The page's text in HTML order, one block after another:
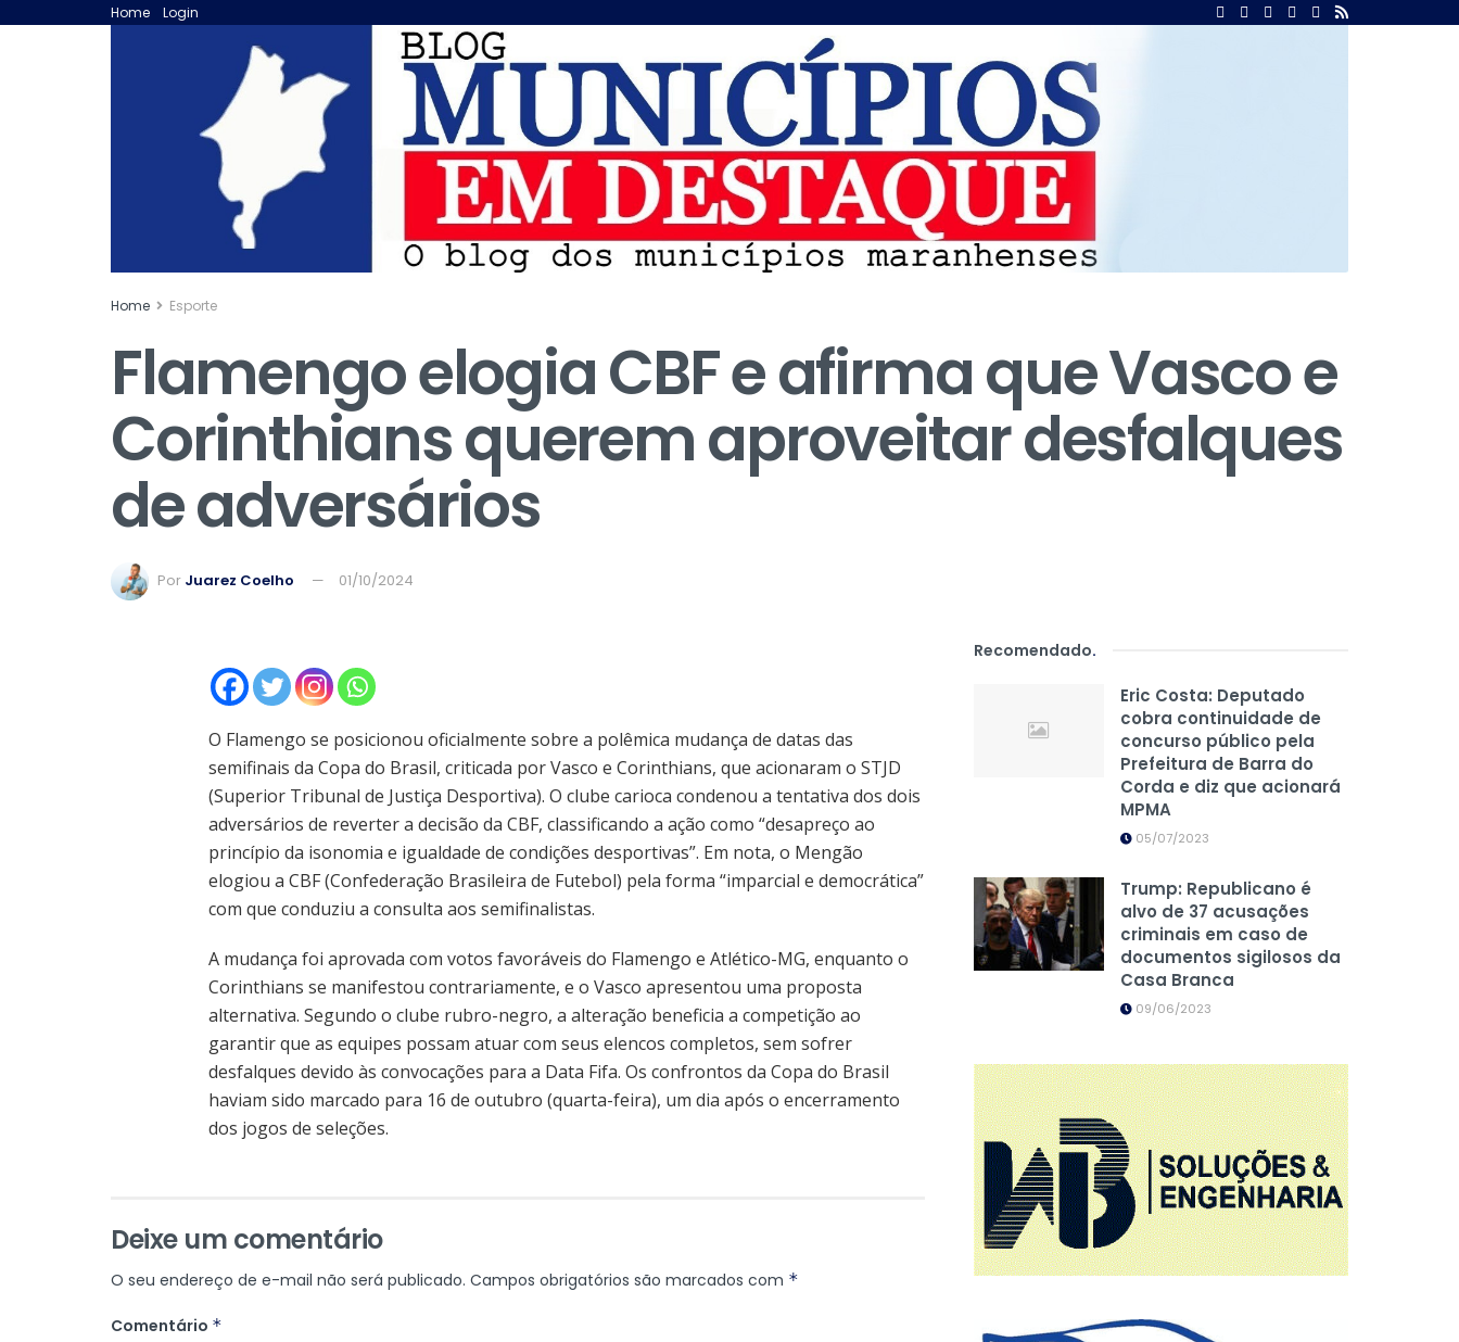
Home Login
Home Esporte
Flamengo elogia CBF e afirma que Vasco e
Corinthians querem aproveitar desfalques
de adversários
Por Juarez Coelho 01/10/2024
O Flamengo se posicionou oficialmente sobre a polêmica mudança de datas das
semifinais da Copa do Brasil, criticada por Vasco e Corinthians, que acionaram o STJD
(Superior Tribunal de Justiça Desportiva). O clube carioca condenou a tentativa dos dois
adversários de reverter a decisão da CBF, classificando a ação como “desapreço ao
princípio da isonomia e igualdade de condições desportivas”. Em nota, o Mengão
elogiou a CBF (Confederação Brasileira de Futebol) pela forma “imparcial e democrática”
com que conduziu a consulta aos semifinalistas.
A mudança foi aprovada com votos favoráveis do Flamengo e Atlético-MG, enquanto o
Corinthians se manifestou contrariamente, e o Vasco apresentou uma proposta
alternativa. Segundo o clube rubro-negro, a alteração beneficia a competição ao
garantir que as equipes possam atuar com seus elencos completos, sem sofrer
desfalques devido às convocações para a Data Fifa. Os confrontos da Copa do Brasil
haviam sido marcado para 16 de outubro (quarta-feira), um dia após o encerramento
dos jogos de seleções.
Deixe um comentário
O seu endereço de e-mail não será publicado. Campos obrigatórios são marcados com *
Comentário *
Recomendado.
Eric Costa: Deputado
cobra continuidade de
concurso público pela
Prefeitura de Barra do
Corda e diz que acionará
MPMA
05/07/2023
Trump: Republicano é
alvo de 37 acusações
criminais em caso de
documentos sigilosos da
Casa Branca
09/06/2023